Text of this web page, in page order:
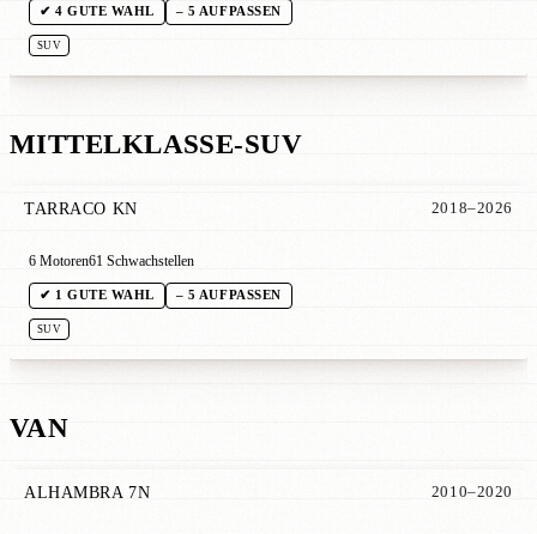
✔ 4 GUTE WAHL – 5 AUFPASSEN
SUV
MITTELKLASSE-SUV
TARRACO KN 2018–2026
6 Motoren61 Schwachstellen
✔ 1 GUTE WAHL – 5 AUFPASSEN
SUV
VAN
ALHAMBRA 7N 2010–2020